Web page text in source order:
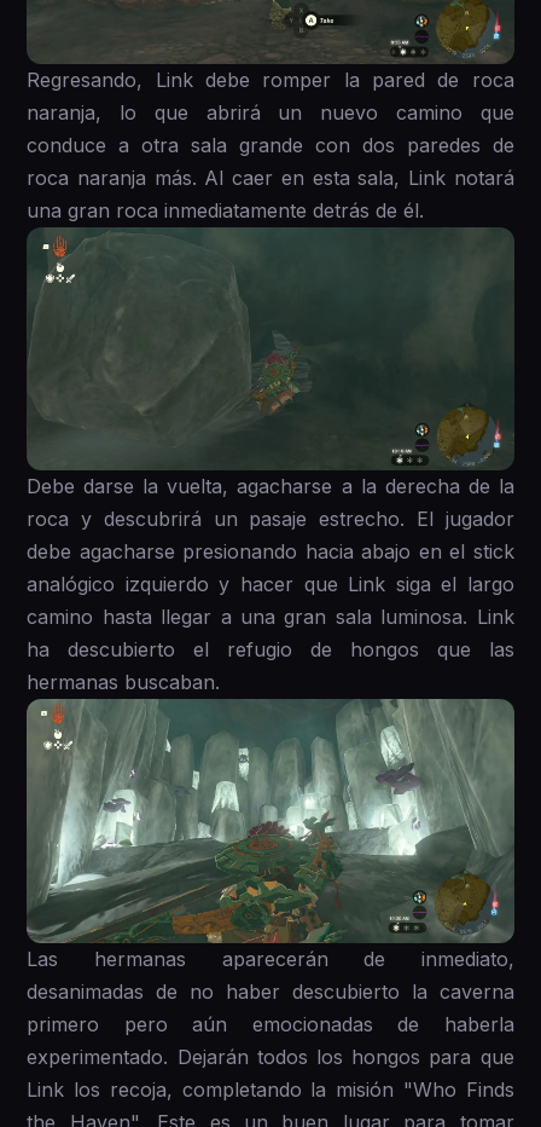
Regresando, Link debe romper la pared de roca
naranja, lo que abrirá un nuevo camino que
conduce a otra sala grande con dos paredes de
roca naranja más. Al caer en esta sala, Link notará
una gran roca inmediatamente detrás de él.
Debe darse la vuelta, agacharse a la derecha de la
roca y descubrirá un pasaje estrecho. El jugador
debe agacharse presionando hacia abajo en el stick
analógico izquierdo y hacer que Link siga el largo
camino hasta llegar a una gran sala luminosa. Link
ha descubierto el refugio de hongos que las
hermanas buscaban.
Las hermanas aparecerán de inmediato,
desanimadas de no haber descubierto la caverna
primero pero aún emocionadas de haberla
experimentado. Dejarán todos los hongos para que
Link los recoja, completando la misión "Who Finds
the Haven". Este es un buen lugar para tomar